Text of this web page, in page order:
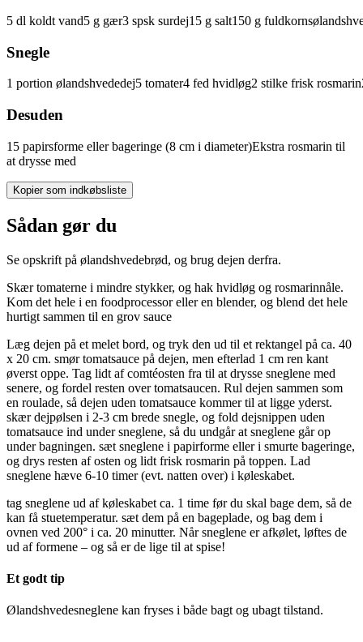
5 dl koldt vand5 g gær3 spsk surdej15 g salt150 g
Snegle
1 portion ølandshvededej5 tomater4 fed hvidløg2 stilke frisk rosmarin
Desuden
15 papirsforme eller bageringe (8 cm i diameter)Ekstra rosmarin til
at drysse med
Kopier som indkøbsliste
Sådan gør du
Se opskrift på ølandshvedebrød, og brug dejen derfra.
Skær tomaterne i mindre stykker, og hak hvidløg og rosmarinnåle.
Kom det hele i en foodprocessor eller en blender, og blend det hele
hurtigt sammen til en grov sauce
Læg dejen på et melet bord, og tryk den ud til et rektangel på ca. 40
x 20 cm. smør tomatsauce på dejen, men efterlad 1 cm ren kant
øverst oppe. Tag lidt af comtéosten fra til at drysse sneglene med
senere, og fordel resten over tomatsaucen. Rul dejen sammen som
en roulade, så dejen uden tomatsauce kommer til at ligge yderst.
skær dejpølsen i 2-3 cm brede snegle, og fold dejsnippen uden
tomatsauce ind under sneglene, så du undgår at sneglene går op
under bagningen. sæt sneglene i papirforme eller i smurte bageringe,
og drys resten af osten og lidt frisk rosmarin på toppen. Lad
sneglene hæve 6-10 timer (evt. natten over) i køleskabet.
tag sneglene ud af køleskabet ca. 1 time før du skal bage dem, så de
kan få stuetemperatur. sæt dem på en bageplade, og bag dem i
ovnen ved 200° i ca. 20 minutter. Når sneglene er afkølet, løftes de
ud af formene – og så er de lige til at spise!
Et godt tip
Ølandshvedesneglene kan fryses i både bagt og ubagt tilstand.